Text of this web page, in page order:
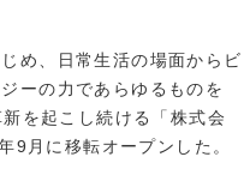
め、日常生活の場面からビ
ーの力であらゆるものを
を起こし続ける「株式会
9月に移転オープンした。